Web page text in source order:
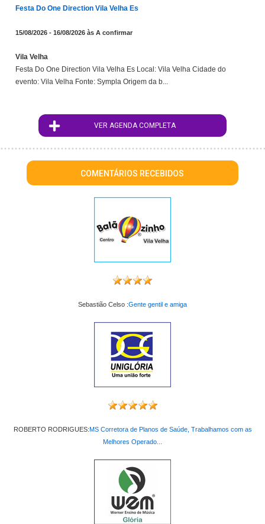
Festa Do One Direction Vila Velha Es
15/08/2026 - 16/08/2026 às A confirmar
Vila Velha
Festa Do One Direction Vila Velha Es Local: Vila Velha Cidade do
evento: Vila Velha Fonte: Sympla Origem da b...
VER AGENDA COMPLETA
COMENTÁRIOS RECEBIDOS
Sebastião Celso :Gente gentil e amiga
ROBERTO RODRIGUES:MS Corretora de Planos de Saúde, Trabalhamos com as
Melhores Operado...